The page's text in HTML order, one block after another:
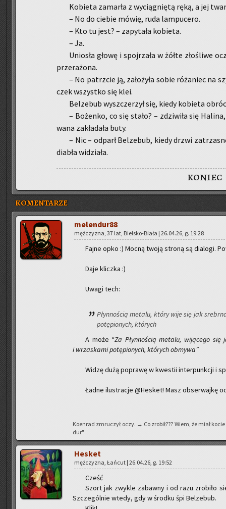
Ko­bie­ta za­mar­ła z wy­cią­gnię­tą ręką, a jej
– No do cie­bie mówię, ruda lam­pu­ce­ro.
– Kto tu jest? – za­py­ta­ła ko­bie­ta.
– Ja.
Unio­sła głowę i spoj­rza­ła w żółte zło­śli­we
prze­ra­żo­na.
– No pa­trz­cie ją, za­ło­ży­ła sobie ró­ża­niec na
czek wszyst­ko się klei.
Bel­ze­bub wy­szcze­rzył się, kiedy ko­bie­ta
– Bo­żen­ko, co się stało? – zdzi­wi­ła się
wa­na za­kła­da­ła buty.
– Nic – od­parł Bel­ze­bub, kiedy drzwi
dia­bła wi­dzia­ła.
koniec
KOMENTARZE
me­len­du­r88
męż­czy­zna, 37 lat, Biel­sko-Bia­ła | 26.04.26, g. 19:28
Fajne opko :) Mocną twoją stro­ną są dia­lo­gi.
Daje klicz­ka :)
Uwagi tech:
Płyn­no­ścią me­ta­lu, który wije się jak
po­tę­pio­nych, któ­rych
A może “Za Płyn­no­ścią me­ta­lu, wi­ją­ce­go
i wrza­ska­mi po­tę­pio­nych, któ­rych ob­my­wa”
Widzę dużą po­pra­wę w kwe­stii in­ter­punk­cji i
Ładne ilu­stra­cje @He­sket! Masz ob­ser­waj­kę
Ko­en­rad zmru­czył oczy. → Co zro­bił??? Wiem, że miał
dur"
He­sket
męż­czy­zna, Łań­cut | 26.04.26, g. 19:52
Cześć
Szort jak zwy­kle za­baw­ny i od razu zro­bi­ło
Szcze­gól­nie wtedy, gdy w środ­ku śpi Bel­ze­bub.